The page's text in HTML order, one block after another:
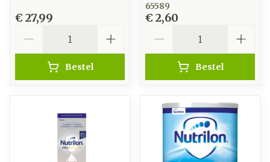
€ 27,99
Bestel
65589
€ 2,60
Bestel